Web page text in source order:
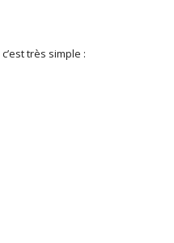
très simple :